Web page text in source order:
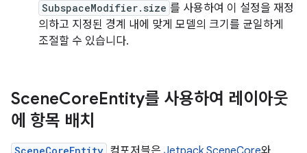
SubspaceModifier.size 를 사용하여 이 설정을 재정
의하고 지정된 경계 내에 맞게 모델의 크기를 균일하게
조절할 수 있습니다.
SceneCoreEntity를 사용하여 레이아웃
에 항목 배치